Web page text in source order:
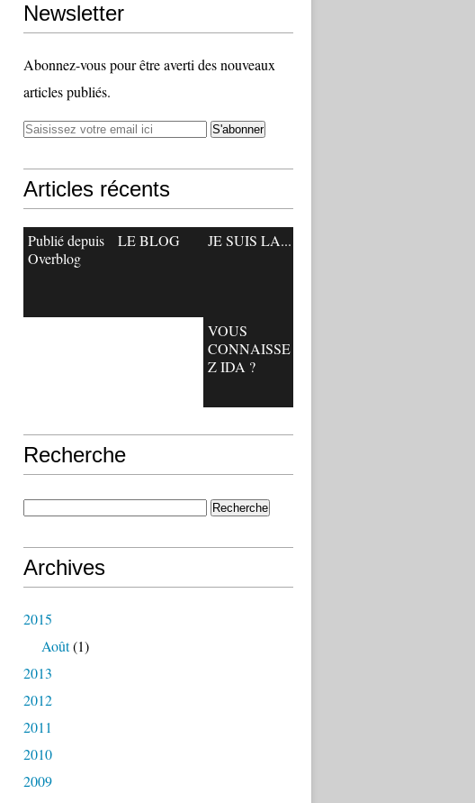
Newsletter
Abonnez-vous pour être averti des nouveaux
articles publiés.
Articles récents
Publié depuis
Overblog
LE BLOG JE SUIS LA...
VOUS
CONNAISSE
Z IDA ?
Recherche
Archives
2015
Août(1)
2013
2012
2011
2010
2009